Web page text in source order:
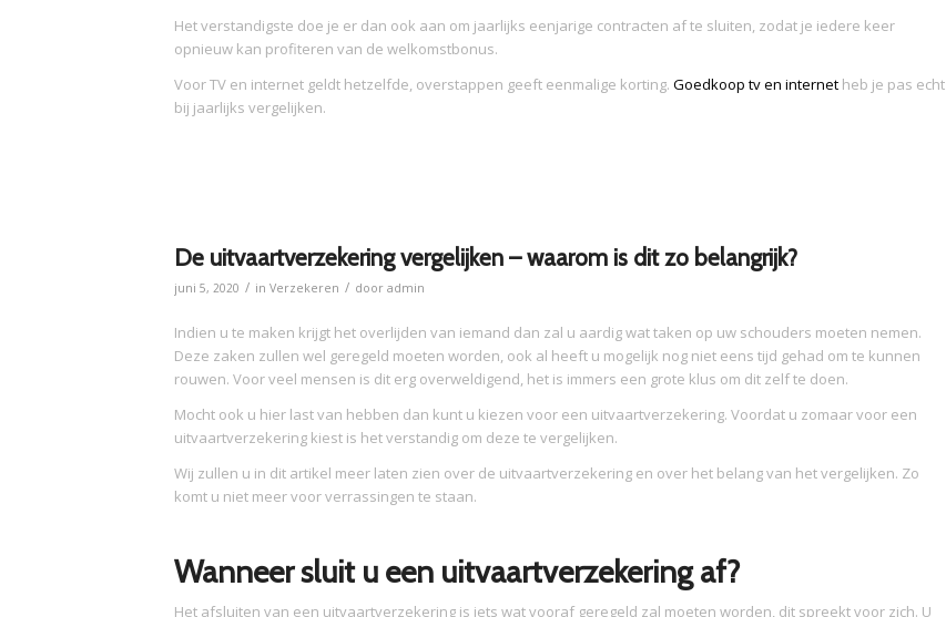
Het verstandigste doe je er dan ook aan om jaarlijks eenjarige contracten af te sluiten, zodat je iedere keer
opnieuw kan profiteren van de welkomstbonus.
Voor TV en internet geldt hetzelfde, overstappen geeft eenmalige korting. Goedkoop tv en internet heb je pas echt
bij jaarlijks vergelijken.
De uitvaartverzekering vergelijken – waarom is dit zo belangrijk?
juni 5, 2020 / in Verzekeren / door admin
Indien u te maken krijgt het overlijden van iemand dan zal u aardig wat taken op uw schouders moeten nemen.
Deze zaken zullen wel geregeld moeten worden, ook al heeft u mogelijk nog niet eens tijd gehad om te kunnen
rouwen. Voor veel mensen is dit erg overweldigend, het is immers een grote klus om dit zelf te doen.
Mocht ook u hier last van hebben dan kunt u kiezen voor een uitvaartverzekering. Voordat u zomaar voor een
uitvaartverzekering kiest is het verstandig om deze te vergelijken.
Wij zullen u in dit artikel meer laten zien over de uitvaartverzekering en over het belang van het vergelijken. Zo
komt u niet meer voor verrassingen te staan.
Wanneer sluit u een uitvaartverzekering af?
Het afsluiten van een uitvaartverzekering is iets wat vooraf geregeld zal moeten worden, dit spreekt voor zich. U